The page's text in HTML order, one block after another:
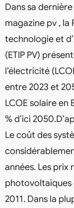
Dans sa
magazine pv ,
technologie et
(ETIP PV)
l’électricité
entre 2023 et
LCOE solaire en
% d’ici
Le coût des
années. Les prix
photovoltaïques
2011. Dans la